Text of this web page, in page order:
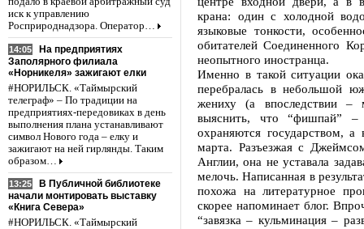
иск к управлению
Росприроднадзора. Оператор…
14:05
На предприятиях
Заполярного филиала
«Норникеля» зажигают елки
#НОРИЛЬСК. «Таймырский
телеграф» – По традиции на
предприятиях-передовиках в день
выполнения плана устанавливают
символ Нового года – елку и
зажигают на ней гирлянды. Таким
образом…
13:25
В Публичной библиотеке
начали монтировать выставку
«Книга Севера»
#НОРИЛЬСК. «Таймырский
крана: один с холодной
языковые тонкости,
обитателей Соединенного
неопытного иностранца.
Именно в такой ситуации
перебралась в небольшой
жениху (а впоследствии –
выяснить, что “фишпай” –
охраняются государством, а
марта. Разъезжая с
Англии, она не уставала
мелочь. Написанная в
похожа на литературное
скорее напоминает блог.
“завязка – кульминация –